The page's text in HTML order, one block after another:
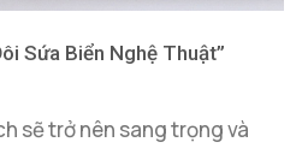
Sứa Biển Nghệ Thuật”
sẽ trở nên sang trọng và